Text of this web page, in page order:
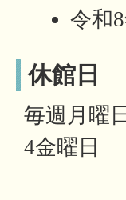
令和
休館日
毎週月曜
4金曜日